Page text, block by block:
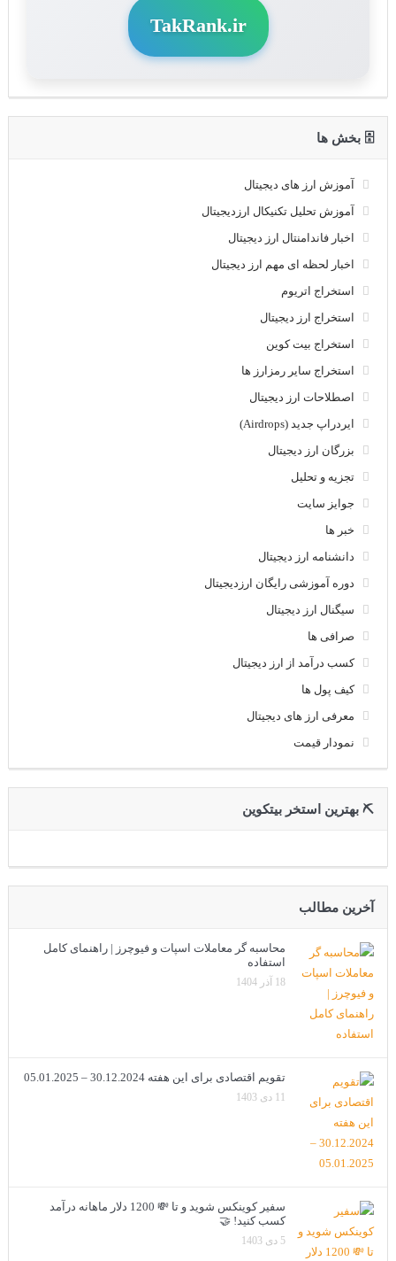
TakRank.ir
🗄 بخش ها
آموزش ارز های دیجیتال
آموزش تحلیل تکنیکال ارزدیجیتال
اخبار فاندامنتال ارز دیجیتال
اخبار لحظه ای مهم ارز دیجیتال
استخراج اتریوم
استخراج ارز دیجیتال
استخراج بیت کوین
استخراج سایر رمزارز ها
اصطلاحات ارز دیجیتال
ایردراپ جدید (Airdrops)
بزرگان ارز دیجیتال
تجزیه و تحلیل
جوایز سایت
خبر ها
دانشنامه ارز دیجیتال
دوره آموزشی رایگان ارزدیجیتال
سیگنال ارز دیجیتال
صرافی ها
کسب درآمد از ارز دیجیتال
کیف پول ها
معرفی ارز های دیجیتال
نمودار قیمت
⛏ بهترین استخر بیتکوین
آخرین مطالب
محاسبه گر معاملات اسپات و فیوچرز | راهنمای کامل
استفاده
18 آذر 1404
تقویم اقتصادی برای این هفته 30.12.2024 – 05.01.2025
11 دی 1403
سفیر کوینکس شوید و تا 💸 1200 دلار ماهانه درآمد
کسب کنید! 🤝
5 دی 1403